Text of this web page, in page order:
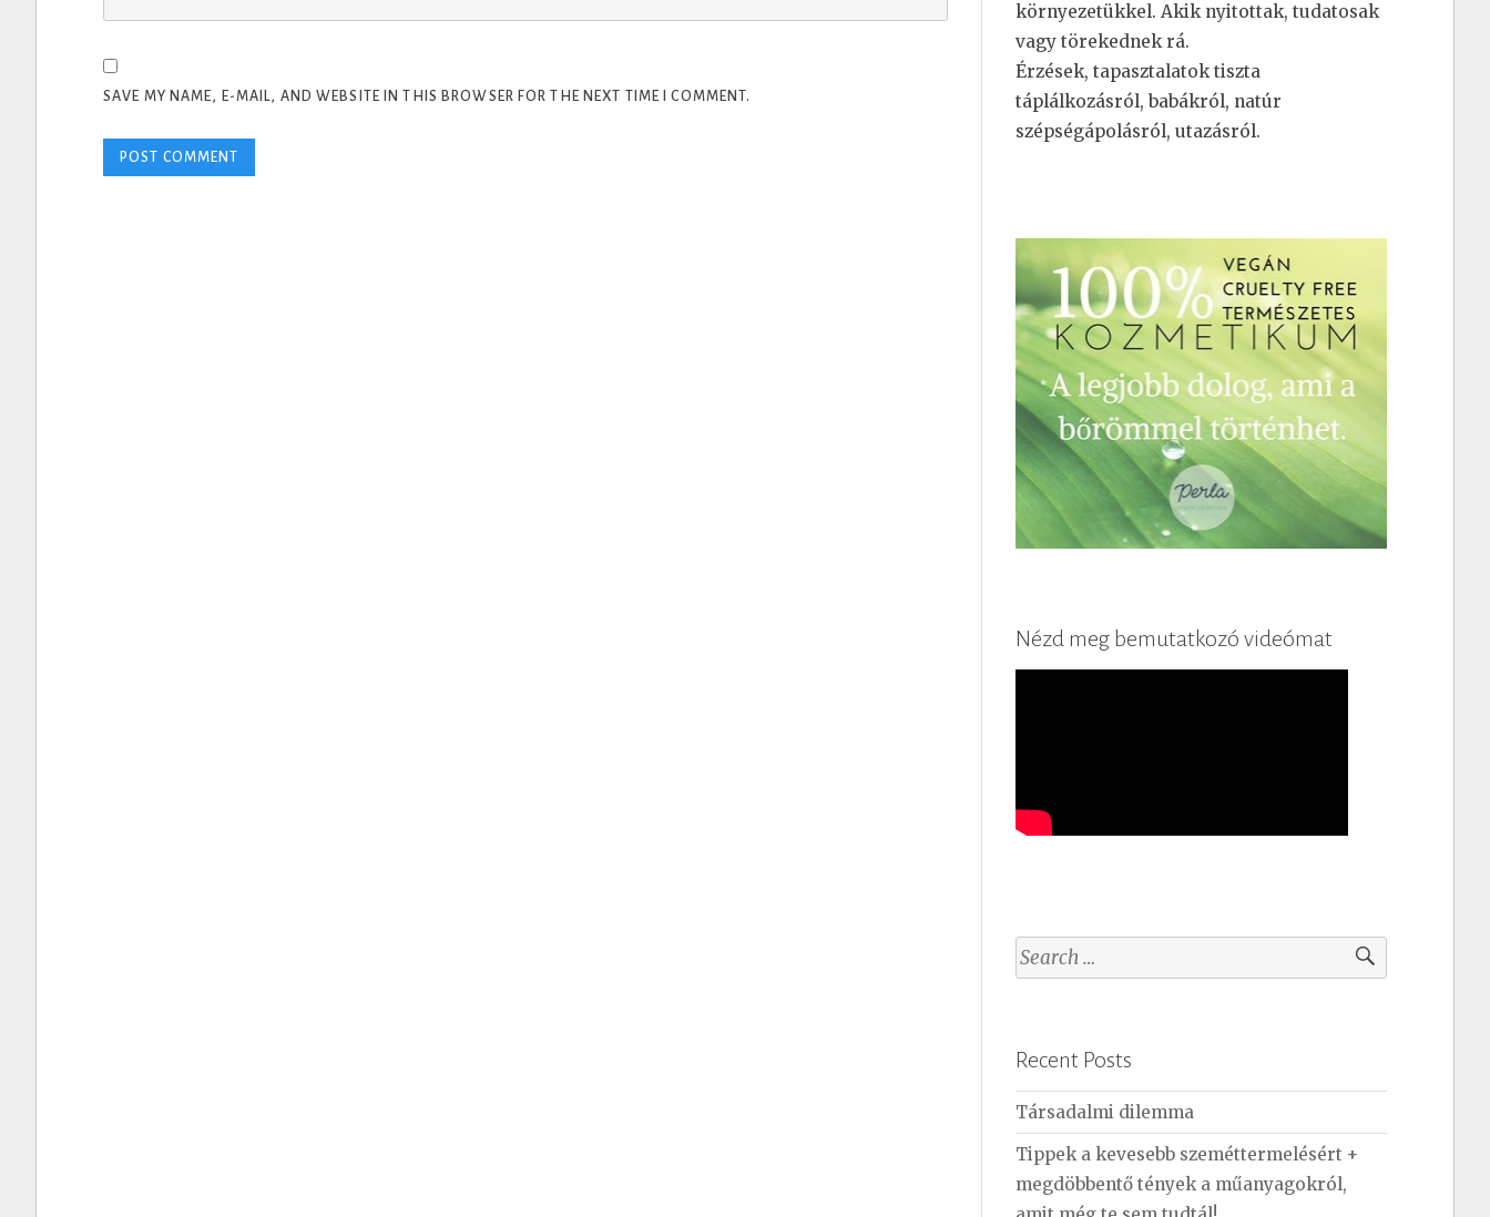
SAVE MY NAME, E-MAIL, AND WEBSITE IN THIS BROWSER FOR THE NEXT TIME I COMMENT.
környezetükkel. Akik nyitottak, tudatosak
vagy törekednek rá.
Érzések, tapasztalatok tiszta
táplálkozásról, babákról, natúr
szépségápolásról, utazásról.
Nézd meg bemutatkozó videómat
S
e
c
h
f
o
r
Recent Posts
Társadalmi dilemma
Tippek a kevesebb szeméttermelésért +
megdöbbentő tények a műanyagokról,